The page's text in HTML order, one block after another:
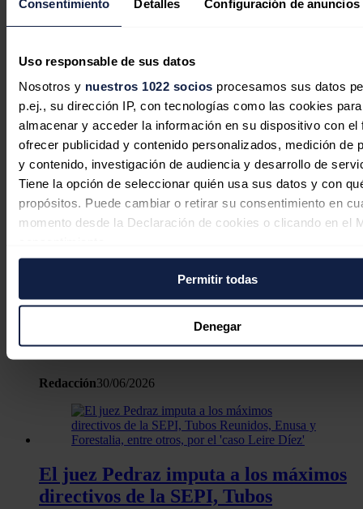
Consentimiento Detalles Configuración de anuncios
Uso responsable de sus datos
Nosotros y nuestros 1022 socios procesamos sus datos
p.ej., su dirección IP, con tecnologías como las cookies para
almacenar y acceder la información en su dispositivo con el
ofrecer publicidad y contenido personalizados, medición de
y contenido, investigación de audiencia y desarrollo de
Tiene la opción de seleccionar quién usa sus datos y con
propósitos. Puede cambiar o retirar su consentimiento en
momento desde la Declaración de cookies o clicando en el
Si lo permite, también quisiéramos:
Recopilar información sobre su ubicación geográfica
puede tener una precisión de varios metros
Identificar su dispositivo analizándolo activamente
características específicas (huellas digitales)
Obtenga más información sobre cómo se procesan sus
personales y establezca sus preferencias en la
Puede cambiar o retirar su consentimiento en cualquier
la Declaración de cookies.
Las cookies de este sitio web se usan para personalizar el
y los anuncios, ofrecer funciones de redes sociales y
Permitir todas
Denegar
Redacción08/07/2026
Sánchez asegura que apoya a la
presidenta de SEPI tras su
imputación: "Por supuesto, claro que
sí"
Redacción30/06/2026
El juez Pedraz imputa a los máximos
directivos de la SEPI, Tubos